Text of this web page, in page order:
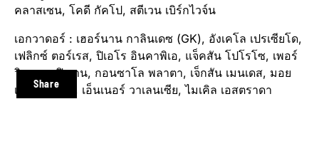
Share
คลาสเซน, โคดี กัคโป, สตีเวน เบิร์กไวจ์น
เอกวาดอร์ : เฮอร์นาน กาลินเดซ (GK), อังเคโล เปรเซียโด,
เฟลิกซ์ ตอร์เรส, ปิเอโร อินคาพิเอ, แจ็คสัน โปโรโซ, เพอร์
วิส เอสตูปิญาน, กอนซาโล พลาตา, เจ็กสัน เมนเดส, มอย
เซส ไซเซโด, เอ็นเนอร์ วาเลนเซีย, ไมเคิล เอสตราดา